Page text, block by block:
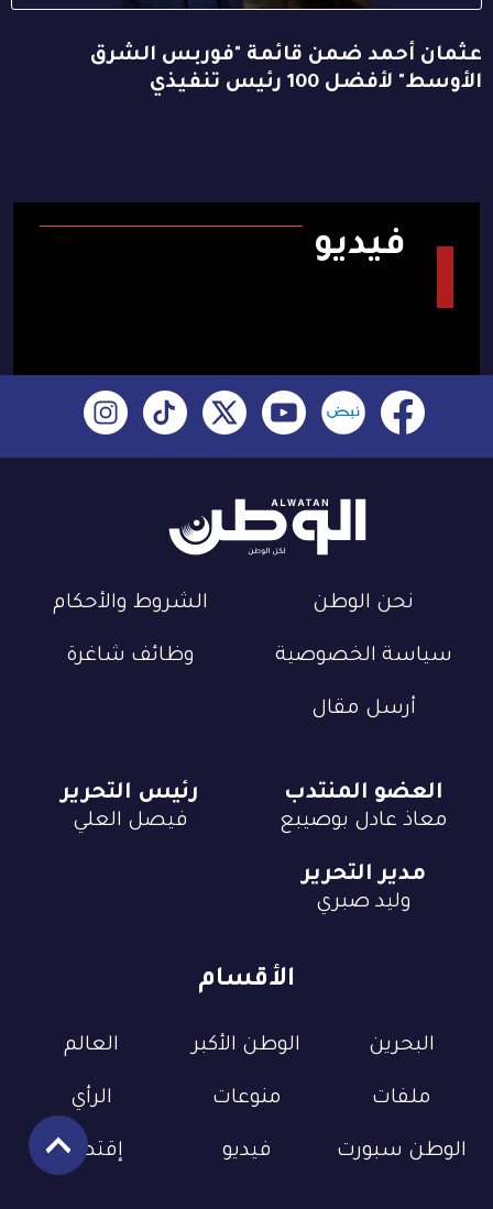
عثمان أحمد ضمن قائمة "فوربس الشرق
الأوسط" لأفضل 100 رئيس تنفيذي
فيديو
نحن الوطن الشروط والأحكام
سياسة الخصوصية وظائف شاغرة
أرسل مقال
الأقسام
البحرين الوطن الأكبر العالم
ملفات منوعات الرأي
الوطن سبورت فيديو إقتصاد
العضو المنتدب
معاذ عادل بوصيبع
رئيس التحرير
فيصل العلي
مدير التحرير
وليد صبري